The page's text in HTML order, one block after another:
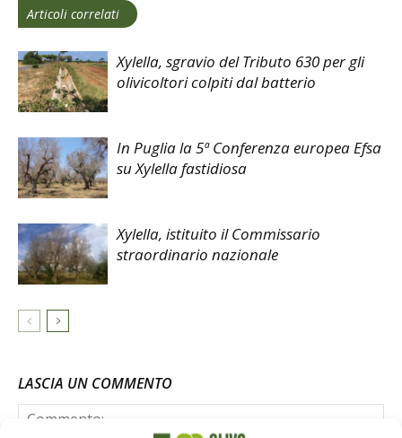
Articoli correlati
Xylella, sgravio del Tributo 630 per gli
olivicoltori colpiti dal batterio
In Puglia la 5ª Conferenza europea Efsa
su Xylella fastidiosa
Xylella, istituito il Commissario
straordinario nazionale
LASCIA UN COMMENTO